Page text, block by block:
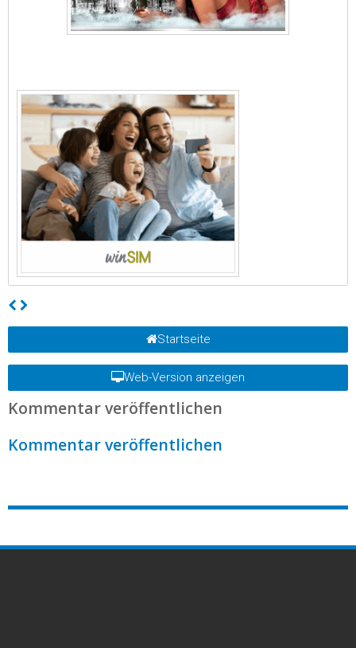
Startseite
Web-Version anzeigen
Kommentar veröffentlichen
Kommentar veröffentlichen